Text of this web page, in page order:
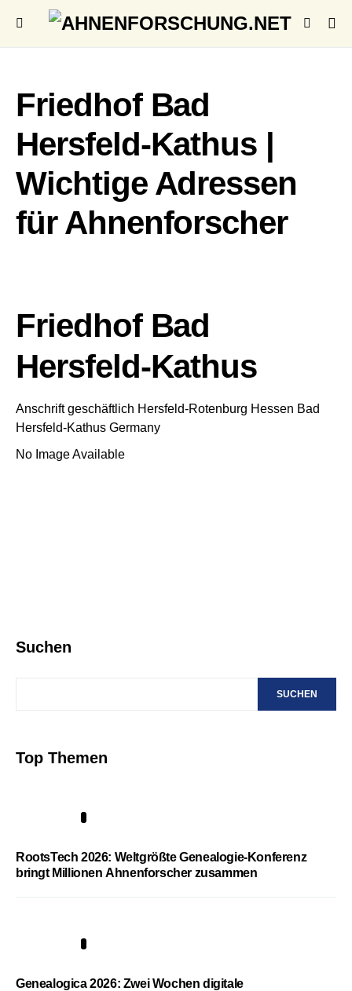
Friedhof Bad
Hersfeld-Kathus |
Wichtige Adressen
für Ahnenforscher
Friedhof Bad
Hersfeld-Kathus
Anschrift geschäftlich Hersfeld-Rotenburg Hessen Bad
Hersfeld-Kathus Germany
No Image Available
Suchen
SUCHEN
Top Themen
RootsTech 2026: Weltgrößte Genealogie-Konferenz
bringt Millionen Ahnenforscher zusammen
Genealogica 2026: Zwei Wochen digitale